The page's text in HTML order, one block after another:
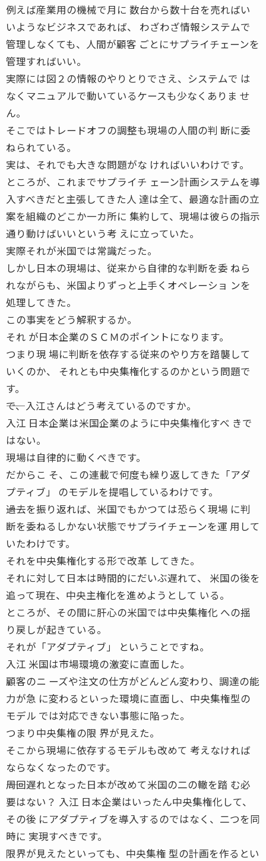
例えば産業用の機械で月に 数台から数十台を売ればい
いようなビジネスであれば、 わざわざ情報システムで
管理しなくても、人間が顧客 ごとにサプライチェーンを
管理すればいい。
実際には図２の情報のやりとりでさえ、システムで は
なくマニュアルで動いているケースも少なくありま せ
ん。
そこではトレードオフの調整も現場の人間の判 断に委
ねられている。
実は、それでも大きな問題がな ければいいわけです。
ところが、これまでサプライチ ェーン計画システムを導
入すべきだと主張してきた人 達は全て、最適な計画の立
案を組織のどこか一カ所に 集約して、現場は彼らの指示
通り動けばいいという考 えに立っていた。
実際それが米国では常識だった。
しかし日本の現場は、従来から自律的な判断を委 ねら
れながらも、米国よりずっと上手くオペレーショ ンを
処理してきた。
この事実をどう解釈するか。
それ が日本企業のＳＣＭのポイントになります。
つまり現 場に判断を依存する従来のやり方を踏襲して
いくのか、 それとも中央集権化するのかという問題で
す。
――で、入江さんはどう考えているのですか。
入江 日本企業は米国企業のように中央集権化すべ きで
はない。
現場は自律的に動くべきです。
だからこ そ、この連載で何度も繰り返してきた「アダ
プティブ」 のモデルを提唱しているわけです。
――過去を振り返れば、米国でもかつては恐らく現場 に判
断を委ねるしかない状態でサプライチェーンを運 用して
いたわけです。
それを中央集権化する形で改革 してきた。
それに対して日本は時間的にだいぶ遅れて、 米国の後を
追って現在、中央主権化を進めようとして いる。
ところが、その間に肝心の米国では中央集権化 への揺
り戻しが起きている。
それが「アダプティブ」 ということですね。
入江 米国は市場環境の激変に直面した。
顧客のニ ーズや注文の仕方がどんどん変わり、調達の能
力が急 に変わるといった環境に直面し、中央集権型の
モデル では対応できない事態に陥った。
つまり中央集権の限 界が見えた。
そこから現場に依存するモデルも改めて 考えなければ
ならなくなったのです。
――周回遅れとなった日本が改めて米国の二の轍を踏 む必
要はない？ 入江 日本企業はいったん中央集権化して、
その後 にアダプティブを導入するのではなく、二つを同
時に 実現すべきです。
限界が見えたといっても、中央集権 型の計画を作るとい